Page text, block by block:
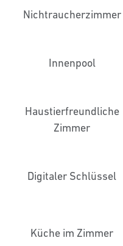
Nichtraucher­zimmer
Innenpool
Haustier­freundliche
Zimmer
Digitaler Schlüssel
Küche im Zimmer